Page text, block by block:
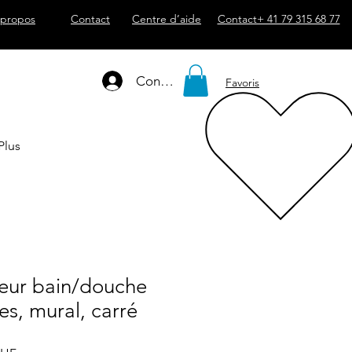
Contact Centre d’aide Contact+ 41 79 315 68 77
Connexion Favoris
bain/douche
mural, carré